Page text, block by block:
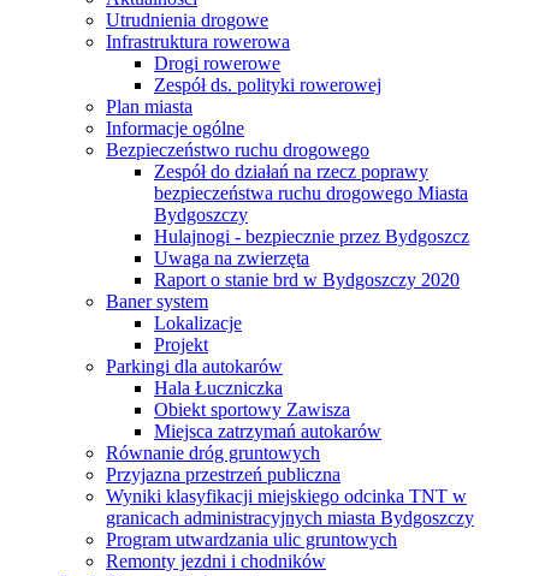
Utrudnienia drogowe
Infrastruktura rowerowa
Drogi rowerowe
Zespół ds. polityki rowerowej
Plan miasta
Informacje ogólne
Bezpieczeństwo ruchu drogowego
Zespół do działań na rzecz poprawy
bezpieczeństwa ruchu drogowego Miasta
Bydgoszczy
Hulajnogi - bezpiecznie przez Bydgoszcz
Uwaga na zwierzęta
Raport o stanie brd w Bydgoszczy 2020
Baner system
Lokalizacje
Projekt
Parkingi dla autokarów
Hala Łuczniczka
Obiekt sportowy Zawisza
Miejsca zatrzymań autokarów
Równanie dróg gruntowych
Przyjazna przestrzeń publiczna
Wyniki klasyfikacji miejskiego odcinka TNT w
granicach administracyjnych miasta Bydgoszczy
Program utwardzania ulic gruntowych
Remonty jezdni i chodników